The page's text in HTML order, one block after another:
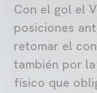
Con el gol el
posiciones
retomar el
también por
físico que